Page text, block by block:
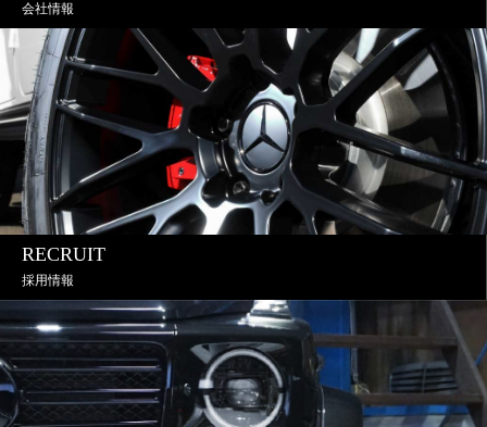
会社情報
RECRUIT
採用情報